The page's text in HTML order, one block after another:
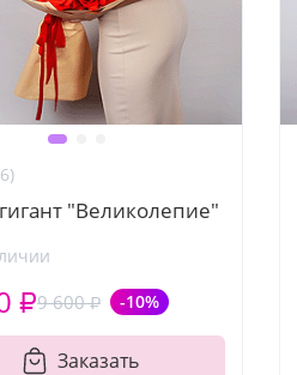
"Великолепие"
9 600 ₽ -10%
₽
Заказать